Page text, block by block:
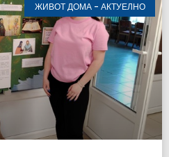
ЖИВОТ ДОМА - АКТУЕЛНО